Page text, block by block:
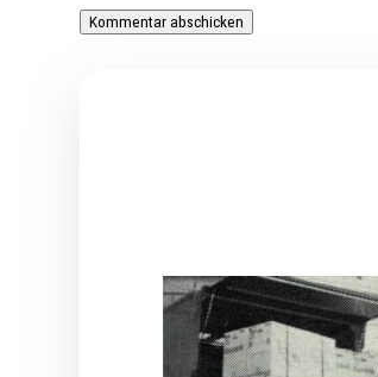
Kommentar abschicken